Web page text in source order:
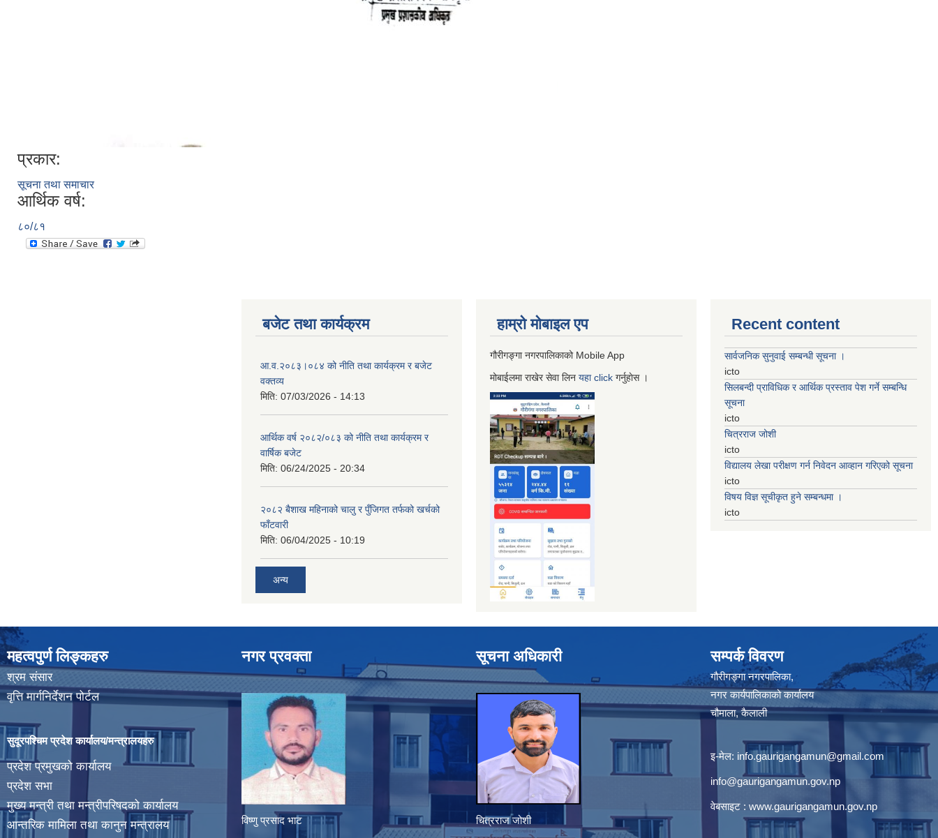
प्रकार:
सूचना तथा समाचार
आर्थिक वर्ष:
८०/८१
बजेट तथा कार्यक्रम
आ.व.२०८३।०८४ को नीति तथा कार्यक्रम र बजेट
वक्तव्य
मिति: 07/03/2026 - 14:13
आर्थिक वर्ष २०८२/०८३ को नीति तथा कार्यक्रम र
वार्षिक बजेट
मिति: 06/24/2025 - 20:34
२०८२ बैशाख महिनाको चालु र पुँजिगत तर्फको खर्चको
फाँटवारी
मिति: 06/04/2025 - 10:19
अन्य
हाम्रो माेबाइल एप
गौरीगङ्गा नगरपालिकाको Mobile App
मोबाईलमा राखेर सेवा लिन यहाclick गर्नुहाेस ।
Recent content
सार्वजनिक सुनुवाई सम्बन्धी सूचना ।
icto
सिलबन्दी प्राविधिक र आर्थिक प्रस्ताव पेश गर्ने सम्बन्धि
सूचना
icto
चित्रराज जोशी
icto
विद्यालय लेखा परीक्षण गर्न निवेदन आव्हान गरिएको सूचना
icto
विषय विज्ञ सूचीकृत हुने सम्बन्धमा ।
icto
महत्वपुर्ण लिङ्कहरु
श्रम संसार
वृत्ति मार्गनिर्देशन पोर्टल
सुदूरपश्चिम प्रदेश कार्यालय/मन्त्रालयहरु
प्रदेश प्रमुखको कार्यालय
प्रदेश सभा
मुख्य मन्त्री तथा मन्त्रीपरिषदको कार्यालय
आन्तरिक मामिला तथा कानुन मन्त्रालय
नगर प्रवक्ता
विष्णु प्रसाद भाट
सूचना अधिकारी
चित्रराज जोशी
सम्पर्क विवरण
गौरीगङ्गा नगरपालिका,
नगर कार्यपालिकाको कार्यालय
चौमाला, कैलाली
इ-मेल: info.gaurigangamun@gmail.com
info@gaurigangamun.gov.np
वेबसाइट : www.gaurigangamun.gov.np